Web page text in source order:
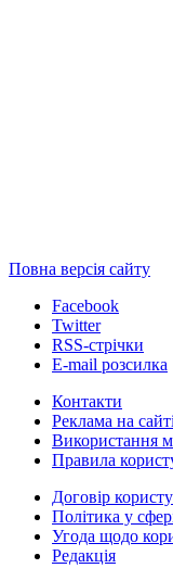
Повна версія сайту
Facebook
Twitter
RSS-стрічки
E-mail розсилка
Контакти
Реклама на сайті
Використання
Правила
Договір
Політика у
Угода щодо
Редакція